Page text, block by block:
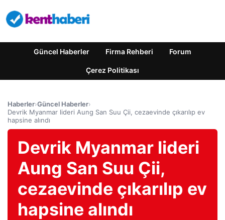
Güncel Haberler Firma Rehberi Forum
Çerez Politikası
Haberler›Güncel Haberler›
Devrik Myanmar lideri Aung San Suu Çii, cezaevinde çıkarılıp ev
hapsine alındı
Devrik Myanmar lideri
Aung San Suu Çii,
cezaevinde çıkarılıp ev
hapsine alındı